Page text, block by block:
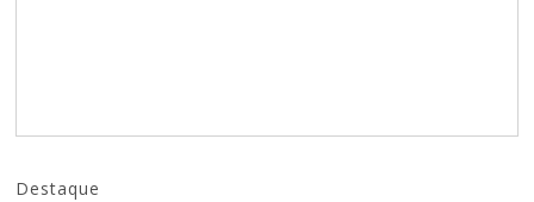
Destaque